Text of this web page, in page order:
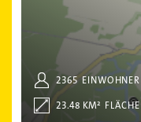
EINWOHNER
2365
FLÄCHE
23.48 KM²